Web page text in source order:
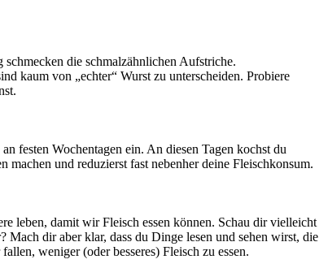
die schmalzähnlichen Aufstriche.
kaum von „echter“ Wurst zu unterscheiden. Probiere
festen Wochentagen ein. An diesen Tagen kochst du
machen und reduzierst fast nebenher deine Fleischkonsum.
leben, damit wir Fleisch essen können. Schau dir vielleicht
dir aber klar, dass du Dinge lesen und sehen wirst, die
weniger (oder besseres) Fleisch zu essen.